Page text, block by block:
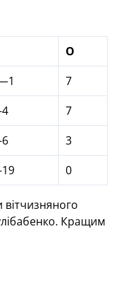
О
7
7
3
0
Кращим